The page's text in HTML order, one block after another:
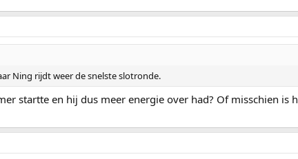
Ning rijdt weer de snelste slotronde.
startte en hij dus meer energie over had? Of misschien